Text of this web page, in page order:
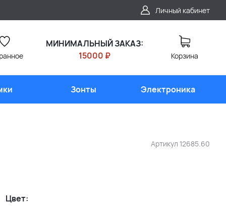
Личный кабинет
МИНИМАЛЬНЫЙ ЗАКАЗ:
15000 ₽
Корзина
Зонты Электроника
Артикул 12685.60
Цвет: